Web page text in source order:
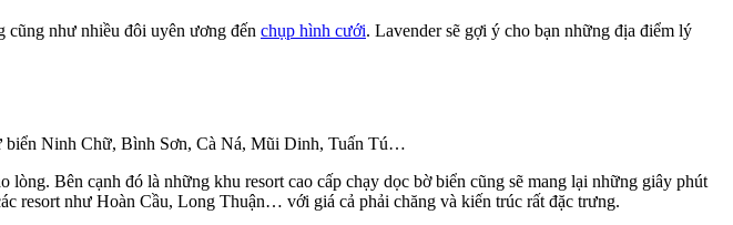
cũng như nhiều đôi uyên ương đến chụp hình cưới. Lavender sẽ gợi ý cho bạn những địa điểm lý
biển Ninh Chữ, Bình Sơn, Cà Ná, Mũi Dinh, Tuấn Tú…
Bên cạnh đó là những khu resort cao cấp chạy dọc bờ biển cũng sẽ mang lại những giây phút
resort như Hoàn Cầu, Long Thuận… với giá cả phải chăng và kiến trúc rất đặc trưng.